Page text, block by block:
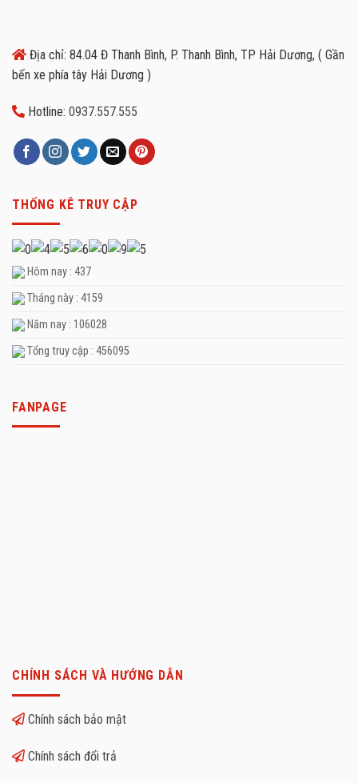
Địa chỉ: 84.04 Đ Thanh Bình, P. Thanh Bình, TP Hải Dương, ( Gần
bến xe phía tây Hải Dương )
Hotline: 0937.557.555
THỐNG KÊ TRUY CẬP
Hôm nay : 437
Tháng này : 4159
Năm nay : 106028
Tổng truy cập : 456095
FANPAGE
CHÍNH SÁCH VÀ HƯỚNG DẪN
Chính sách bảo mật
Chính sách đổi trả